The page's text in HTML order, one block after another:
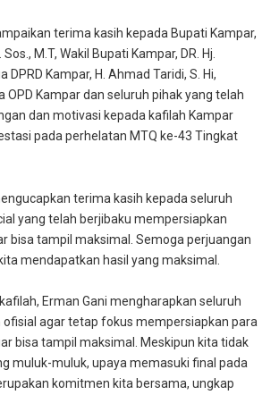
terima kasih kepada Bupati Kampar,
M.T, Wakil Bupati Kampar, DR. Hj.
DPRD Kampar, H. Ahmad Taridi, S. Hi,
OPD Kampar dan seluruh pihak yang telah
dan motivasi kepada kafilah Kampar
pada perhelatan MTQ ke-43 Tingkat
terima kasih kepada seluruh
yang telah berjibaku mempersiapkan
bisa tampil maksimal. Semoga perjuangan
mendapatkan hasil yang maksimal.
Erman Gani mengharapkan seluruh
ofisial agar tetap fokus mempersiapkan para
bisa tampil maksimal. Meskipun kita tidak
muluk-muluk, upaya memasuki final pada
komitmen kita bersama, ungkap